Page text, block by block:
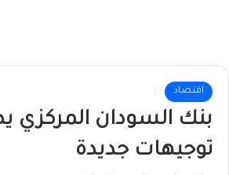
اقتصاد
بنك السودان المركزي
توجيهات جديدة